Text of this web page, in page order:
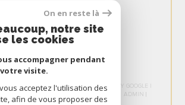
RÉSERVÉS | TRADUCTION POWERED BY GOOGLE |
PLAN DU SITE
ADMIN
LIENS
POLITIQUE RGPD COOKIES
On en reste là
notre site
les cookies
accompagner pendant
votre visite.
acceptez l'utilisation des
afin de vous proposer des